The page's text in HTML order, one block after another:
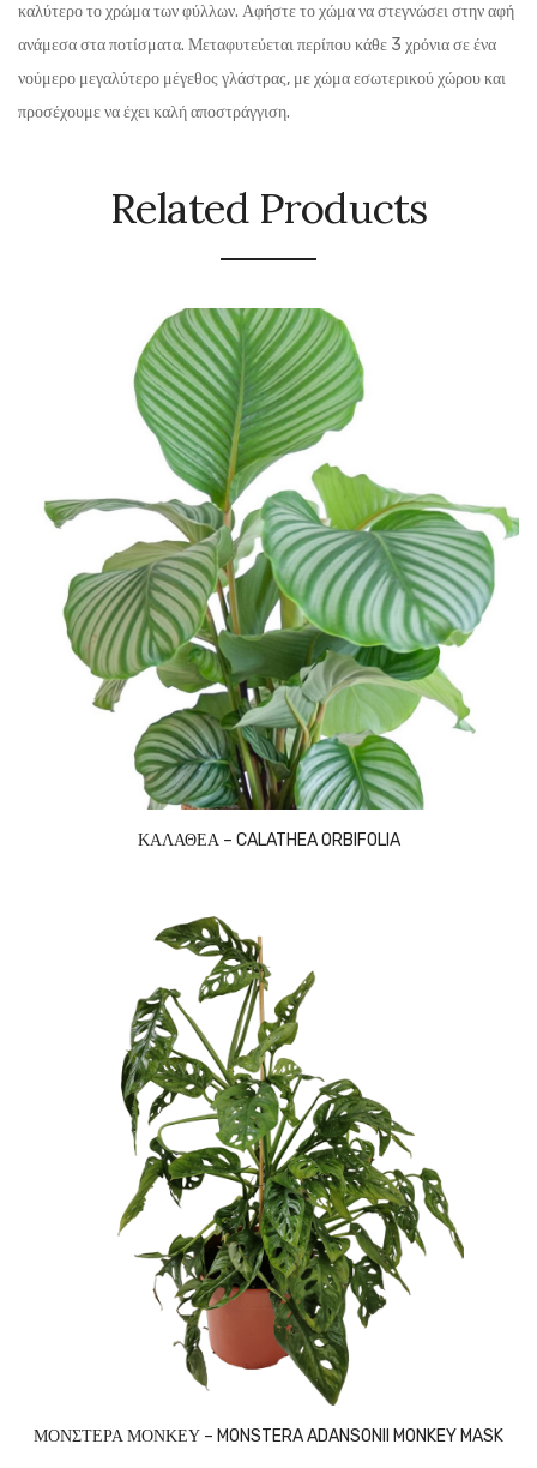
καλύτερο το χρώμα των φύλλων. Αφήστε το χώμα να στεγνώσει στην αφή
ανάμεσα στα ποτίσματα. Μεταφυτεύεται περίπου κάθε 3 χρόνια σε ένα
νούμερο μεγαλύτερο μέγεθος γλάστρας, με χώμα εσωτερικού χώρου και
προσέχουμε να έχει καλή αποστράγγιση.
Related Products
ΚΑΛΑΘΕΑ – CALATHEA ORBIFOLIA
ΜΟΝΣΤΕΡΑ ΜΟΝΚΕΥ – MONSTERA ADANSONII MONKEY MASK